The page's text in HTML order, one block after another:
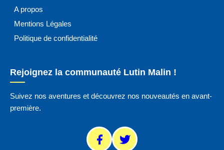
A propos
Mentions Légales
Politique de confidentialité
Rejoignez la communauté Lutin Malin !
Suivez nos aventures et découvrez nos nouveautés en avant-
première.